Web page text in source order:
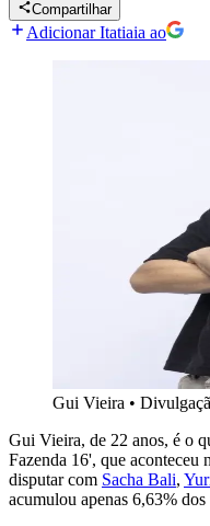
Compartilhar
Adicionar Itatiaia ao
Gui Vieira •
Gui Vieira, de 22 anos, é o
Fazenda 16', que aconteceu
disputar com Sacha Bali,
acumulou apenas 6,63%